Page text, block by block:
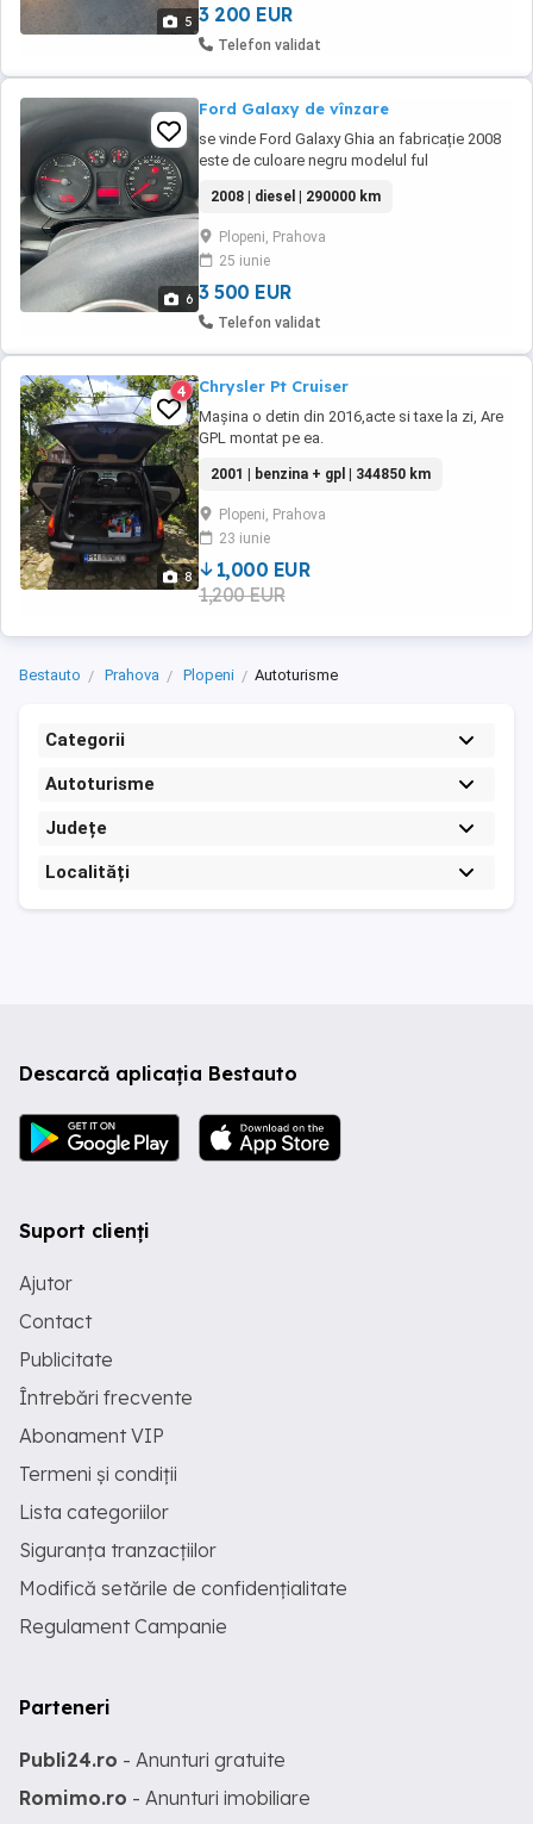
5 3 200 EUR
Telefon validat
6
Ford Galaxy de vînzare
se vinde Ford Galaxy Ghia an fabricație 2008
este de culoare negru modelul ful
2008 | diesel | 290000 km
Plopeni, Prahova
25 iunie
3 500 EUR
Telefon validat
8
4 Chrysler Pt Cruiser
Mașina o detin din 2016,acte si taxe la zi, Are
GPL montat pe ea.
2001 | benzina + gpl | 344850 km
Plopeni, Prahova
23 iunie
1,000 EUR
1,200 EUR
Bestauto Prahova Plopeni Autoturisme
Categorii
Autoturisme
Județe
Localități
Descarcă aplicația Bestauto
Suport clienți
Ajutor
Contact
Publicitate
Întrebări frecvente
Abonament VIP
Termeni și condiții
Lista categoriilor
Siguranța tranzacțiilor
Modifică setările de confidențialitate
Regulament Campanie
Parteneri
Publi24.ro - Anunturi gratuite
Romimo.ro - Anunturi imobiliare